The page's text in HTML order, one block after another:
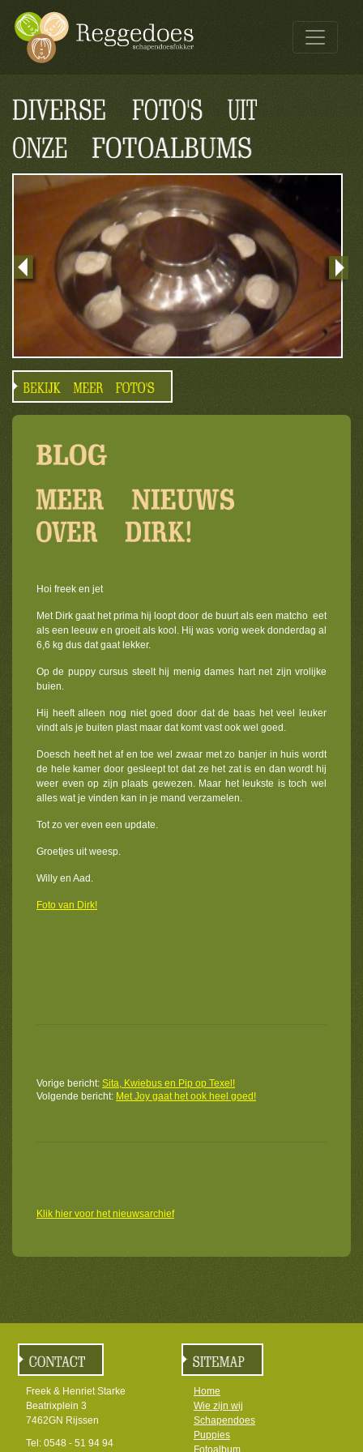
Hoi freek en jet
Met Dirk gaat het prima hij loopt door de buurt als een matcho eet
als een leeuw en groeit als kool. Hij was vorig week donderdag al
6,6 kg dus dat gaat lekker.
Op de puppy cursus steelt hij menig dames hart net zijn vrolijke
buien.
Hij heeft alleen nog niet goed door dat de baas het veel leuker
vindt als je buiten plast maar dat komt vast ook wel goed.
Doesch heeft het af en toe wel zwaar met zo banjer in huis wordt
de hele kamer door gesleept tot dat ze het zat is en dan wordt hij
weer even op zijn plaats gewezen. Maar het leukste is toch wel
alles wat je vinden kan in je mand verzamelen.
Tot zo ver even een update.
Groetjes uit weesp.
Willy en Aad.
Foto van Dirk!
Vorige bericht: Sita, Kwiebus en Pip op Texel!
Volgende bericht: Met Joy gaat het ook heel goed!
Klik hier voor het nieuwsarchief
Freek & Henriet Starke
Beatrixplein 3
7462GN Rijssen
Tel: 0548 - 51 94 94
Home
Wie zijn wij
Schapendoes
Puppies